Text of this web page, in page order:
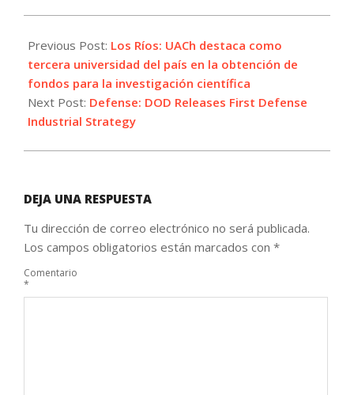
01-
15
Previous Post: Los Ríos: UACh destaca como
tercera universidad del país en la obtención de
fondos para la investigación científica
Next Post: Defense: DOD Releases First Defense
Industrial Strategy
DEJA UNA RESPUESTA
Tu dirección de correo electrónico no será publicada.
Los campos obligatorios están marcados con *
Comentario
*